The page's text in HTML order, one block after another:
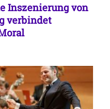
Inszenierung von
verbindet